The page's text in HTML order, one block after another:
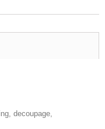
decoupage,